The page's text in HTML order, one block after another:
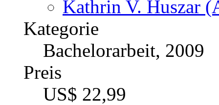
Kathrin V. Huszar
Kategorie
Bachelorarbeit, 2009
Preis
US$ 22,99